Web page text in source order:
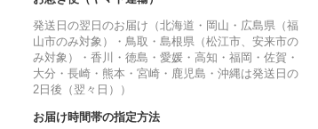
発送日の翌日のお届け（北海道・岡山・広島県（福
山市のみ対象）・鳥取・島根県（松江市、安来市の
み対象）・香川・徳島・愛媛・高知・福岡・佐賀・
大分・長崎・熊本・宮崎・鹿児島・沖縄は発送日の
2日後（翌々日））
お届け時間帯の指定方法